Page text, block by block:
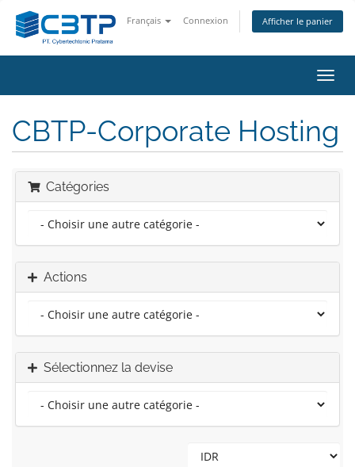
Français Connexion Afficher le panier
la
CBTP-Corporate Hosting
Catégories
Actions
Sélectionnez la devise